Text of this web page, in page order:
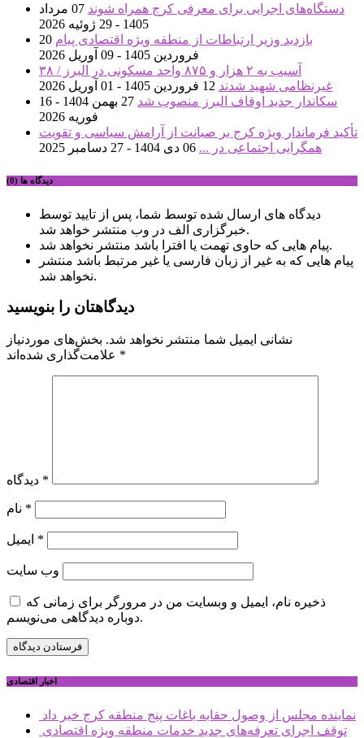
دستگاه‌های اجرایی برای معرفی کرج همراه شوند
07 مرداد
1405 - 29 ژوئیه 2026
بازدید وزیر ارتباطات از منطقه ویژه اقتصادی پیام 20
فروردین 1405 - 09 آوریل 2026
آسیب به ۲ هزار و ۸۷۵ واحد مسکونی در البرز / ۳۸
غیرنظامی شهید شدند 12 فروردین 1405 - 01 آوریل 2026
سکاندار جدید اوقاف البرز منصوب شد
27 بهمن 1404 - 16
فوریه 2026
تأکید فرماندار ویژه کرج بر صیانت از آرامش سیاسی و تقویت
همگرایی اجتماعی در ... 06 دی 1404 - 27 دسامبر 2025
دیدگاه ها (0)
دیدگاه های ارسال شده توسط شما، پس از تایید توسط
خبرگزاری الف در وب منتشر خواهد شد.
پیام هایی که حاوی تهمت یا افترا باشد منتشر نخواهد شد.
پیام هایی که به غیر از زبان فارسی یا غیر مرتبط باشد منتشر
نخواهد شد.
دیدگاهتان را بنویسید
نشانی ایمیل شما منتشر نخواهد شد. بخش‌های موردنیاز
*
*
*
*
وب‌ سایت
ذخیره نام، ایمیل و وبسایت من در مرورگر برای زمانی که
دوباره دیدگاهی می‌نویسم.
اخبار اقتصادی
نماینده مجلس از وصول حقابه باغات پنج منطقه کرج خبر داد